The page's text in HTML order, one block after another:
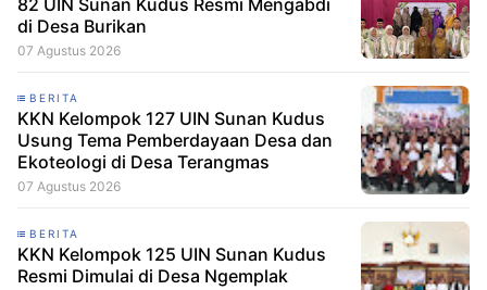
82 UIN Sunan Kudus Resmi Mengabdi
di Desa Burikan
07 Agustus 2026
BERITA
KKN Kelompok 127 UIN Sunan Kudus
Usung Tema Pemberdayaan Desa dan
Ekoteologi di Desa Terangmas
07 Agustus 2026
BERITA
KKN Kelompok 125 UIN Sunan Kudus
Resmi Dimulai di Desa Ngemplak